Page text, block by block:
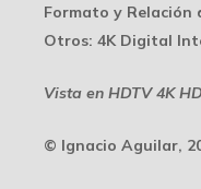
Formato y Relación
Otros: 4K Digital
Vista en HDTV 4K
© Ignacio Aguilar,